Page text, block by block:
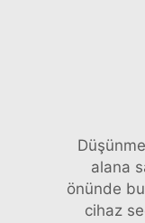
alana
önünde
cihaz